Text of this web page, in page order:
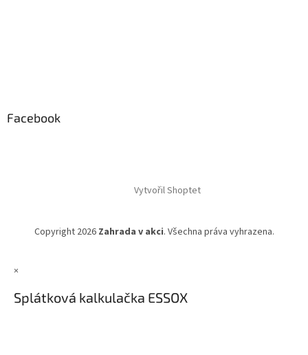
Facebook
Vytvořil Shoptet
Copyright 2026 Zahrada v akci. Všechna práva vyhrazena.
×
Splátková kalkulačka ESSOX